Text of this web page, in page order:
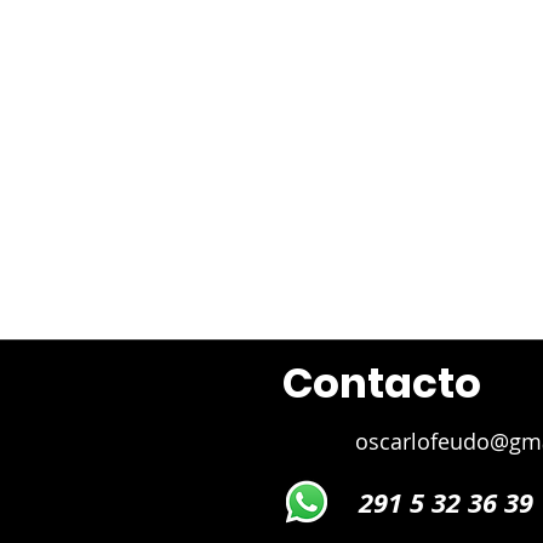
Contacto
291 5 32 36 39